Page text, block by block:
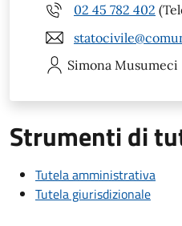
02 45 782 402
Simona Musumeci
Strumenti di
Tutela amministrativa
Tutela giurisdizionale